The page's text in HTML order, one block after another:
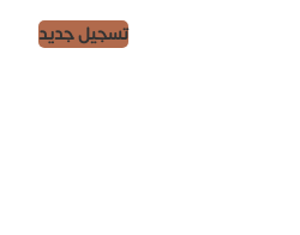
تسجيل جديد